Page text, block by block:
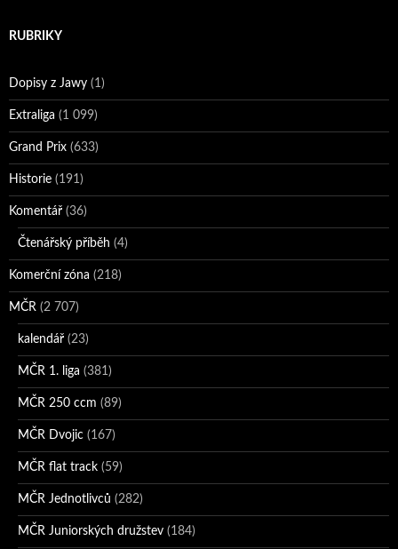
RUBRIKY
Dopisy z Jawy (1)
Extraliga (1 099)
Grand Prix (633)
Historie (191)
Komentář (36)
Čtenářský příběh (4)
Komerční zóna (218)
MČR (2 707)
kalendář (23)
MČR 1. liga (381)
MČR 250 ccm (89)
MČR Dvojic (167)
MČR flat track (59)
MČR Jednotlivců (282)
MČR Juniorských družstev (184)